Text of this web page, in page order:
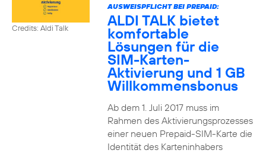
Credits: Aldi Talk
AUSWEISPFLICHT BEI PREPAID:
ALDI TALK bietet
komfortable
Lösungen für die
SIM-Karten-
Aktivierung und 1 GB
Willkommensbonus
Ab dem 1. Juli 2017 muss im
Rahmen des Aktivierungsprozesses
einer neuen Prepaid-SIM-Karte die
Identität des Karteninhabers